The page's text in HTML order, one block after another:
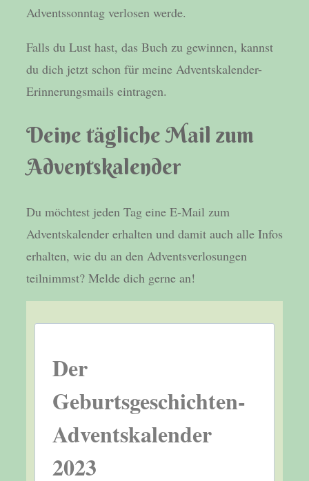
Adventssonntag verlosen werde.
Falls du Lust hast, das Buch zu gewinnen, kannst
du dich jetzt schon für meine Adventskalender-
Erinnerungsmails eintragen.
Deine tägliche Mail zum
Adventskalender
Du möchtest jeden Tag eine E-Mail zum
Adventskalender erhalten und damit auch alle Infos
erhalten, wie du an den Adventsverlosungen
teilnimmst? Melde dich gerne an!
Der
Geburtsgeschichten-
Adventskalender
2023